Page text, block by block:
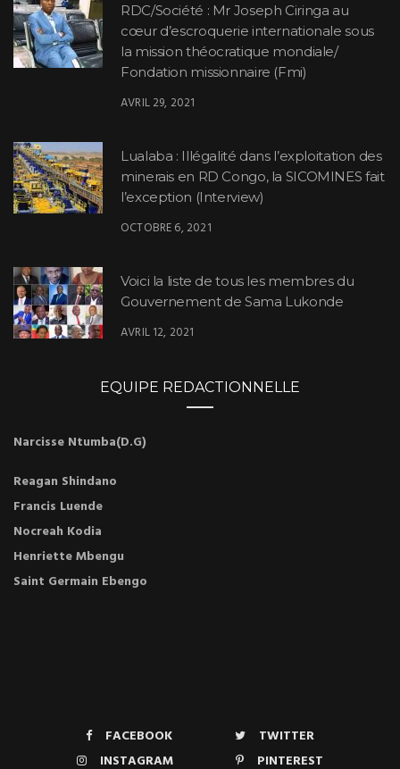
RDC/Société : Mr Joseph Ciringa au
cœur d’escroquerie internationale sous
la mission théocratique mondiale/
Fondation missionnaire (Fmi)
AVRIL 29, 2021
Lualaba : Illégalité dans l’exploitation des
minerais en RD Congo, la SICOMINES fait
l’exception (Interview)
OCTOBRE 6, 2021
Voici la liste de tous les membres du
Gouvernement de Sama Lukonde
AVRIL 12, 2021
EQUIPE REDACTIONNELLE
Narcisse Ntumba(D.G)
Reagan Shindano
Francis Luende
Nocreah Kodia
Henriette Mbengu
Saint Germain Ebengo
FACEBOOK
TWITTER
INSTAGRAM
PINTEREST